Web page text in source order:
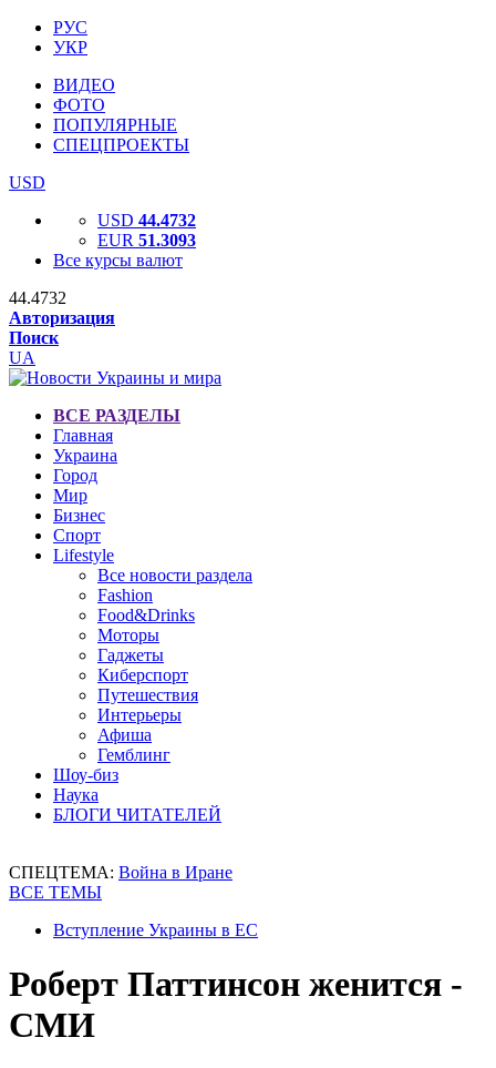
РУС
УКР
ВИДЕО
ФОТО
ПОПУЛЯРНЫЕ
СПЕЦПРОЕКТЫ
USD
USD 44.4732
EUR 51.3093
Все курсы валют
44.4732
Авторизация
Поиск
UA
ВСЕ РАЗДЕЛЫ
Главная
Украина
Город
Мир
Бизнес
Спорт
Lifestyle
Все новости раздела
Fashion
Food&Drinks
Моторы
Гаджеты
Киберспорт
Путешествия
Интерьеры
Афиша
Гемблинг
Шоу-биз
Наука
БЛОГИ ЧИТАТЕЛЕЙ
СПЕЦТЕМА: Война в Иране
ВСЕ ТЕМЫ
Вступление Украины в ЕС
Роберт Паттинсон женится -
СМИ